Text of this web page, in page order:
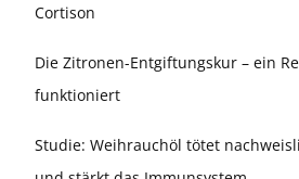
Cortison
Die Zitronen-Entgiftungskur – ein
funktioniert
Studie: Weihrauchöl tötet